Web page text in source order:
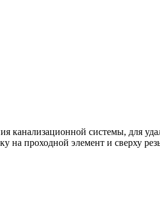
канализационной системы, для
проходной элемент и сверху